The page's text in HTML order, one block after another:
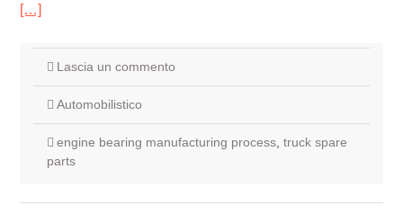
[…]
Lascia un commento
Automobilistico
engine bearing manufacturing process, truck spare
parts